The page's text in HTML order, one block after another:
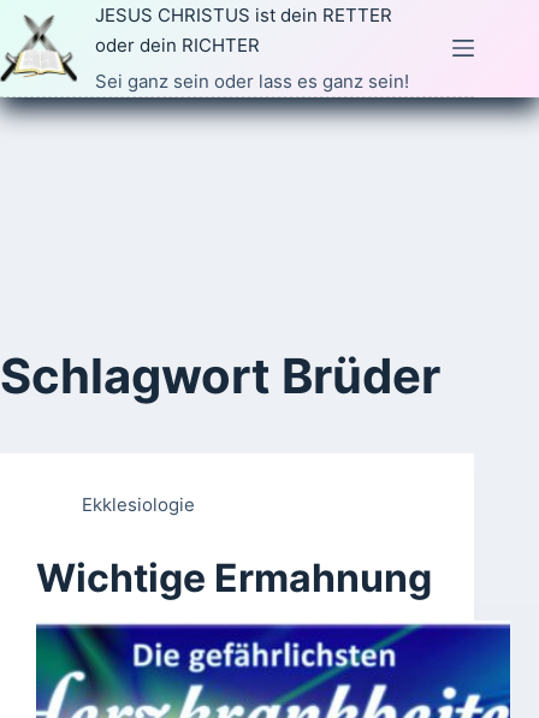
Zum
Inhalt
springen
JESUS CHRISTUS ist dein RETTER
oder dein RICHTER
Sei ganz sein oder lass es ganz sein!
Schlagwort Brüder
Ekklesiologie
Wichtige Ermahnung